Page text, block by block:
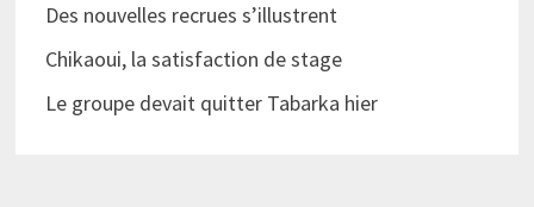
Des nouvelles recrues s’illustrent
Chikaoui, la satisfaction de stage
Le groupe devait quitter Tabarka hier